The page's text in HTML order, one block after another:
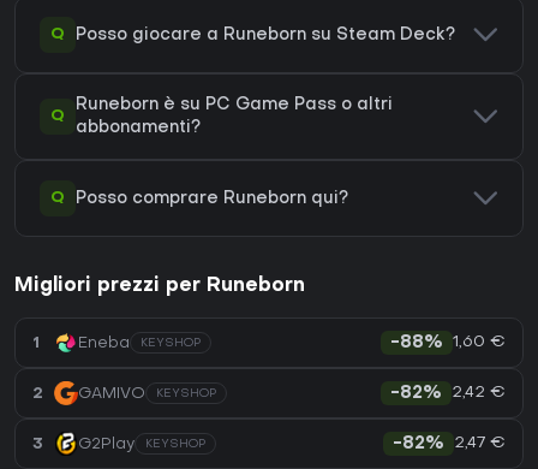
Q Posso giocare a Runeborn su Steam Deck?
Q
Runeborn è su PC Game Pass o altri
abbonamenti?
Q Posso comprare Runeborn qui?
Migliori prezzi per Runeborn
1 Eneba KEYSHOP -88% 1,60 €
2 GAMIVO KEYSHOP -82% 2,42 €
3 G2Play KEYSHOP -82% 2,47 €